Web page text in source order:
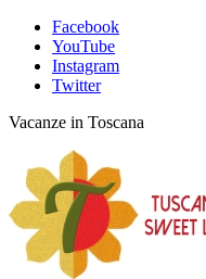
Facebook
YouTube
Instagram
Twitter
Vacanze in Toscana